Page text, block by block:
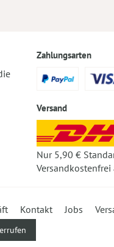
Zahlungsarten
Versand
Nur 5,90 €
Kontakt Jobs